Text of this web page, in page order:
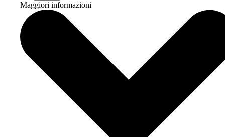
Maggiori informazioni